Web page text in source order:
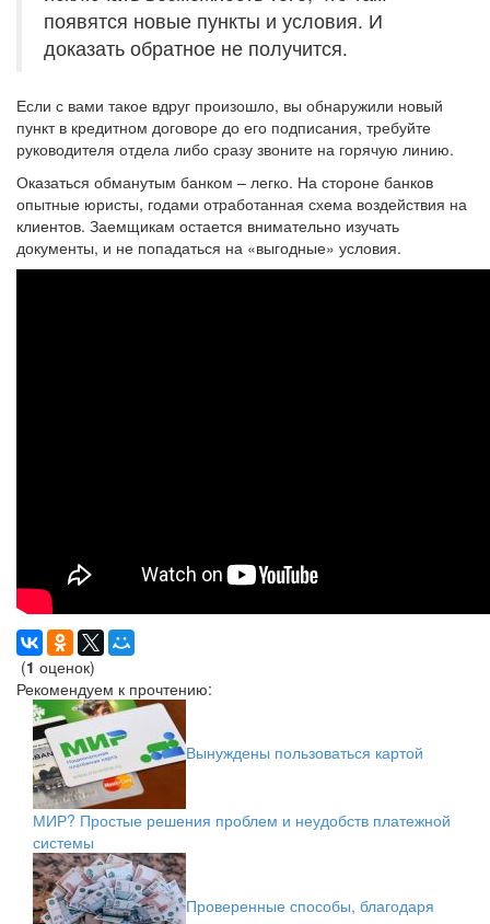
появятся новые пункты и условия. И
доказать обратное не получится.
Если с вами такое вдруг произошло, вы обнаружили новый
пункт в кредитном договоре до его подписания, требуйте
руководителя отдела либо сразу звоните на горячую линию.
Оказаться обманутым банком – легко. На стороне банков
опытные юристы, годами отработанная схема воздействия на
клиентов. Заемщикам остается внимательно изучать
документы, и не попадаться на «выгодные» условия.
(1 оценок)
Рекомендуем к прочтению:
Вынуждены пользоваться картой
МИР? Простые решения проблем и неудобств платежной
системы
Проверенные способы, благодаря